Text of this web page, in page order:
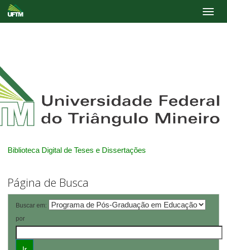
Biblioteca Digital de Teses e Dissertações
Página de Busca
Buscar em:
por